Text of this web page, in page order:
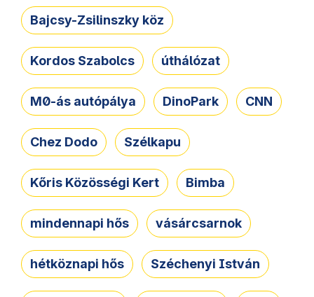
Bajcsy-Zsilinszky köz
Kordos Szabolcs úthálózat
M0-ás autópálya DinoPark CNN
Chez Dodo Szélkapu
Kőris Közösségi Kert Bimba
mindennapi hős vásárcsarnok
hétköznapi hős Széchenyi István